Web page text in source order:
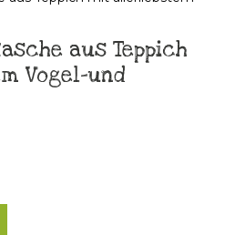
aus Teppich
Vogel-und